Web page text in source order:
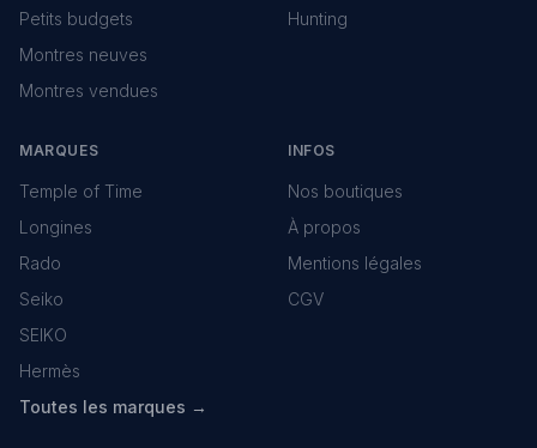
Petits budgets
Montres neuves
Montres vendues
Hunting
MARQUES
Temple of Time
Longines
Rado
Seiko
SEIKO
Hermès
Toutes les marques →
INFOS
Nos boutiques
À propos
Mentions légales
CGV